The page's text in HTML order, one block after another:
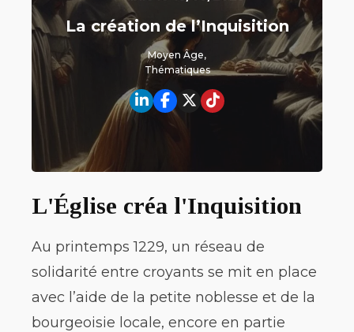
La création de l’Inquisition
Moyen Âge,
Thématiques
L'Église créa l'Inquisition
Au printemps 1229, un réseau de
solidarité entre croyants se mit en place
avec l’aide de la petite noblesse et de la
bourgeoisie locale, encore en partie